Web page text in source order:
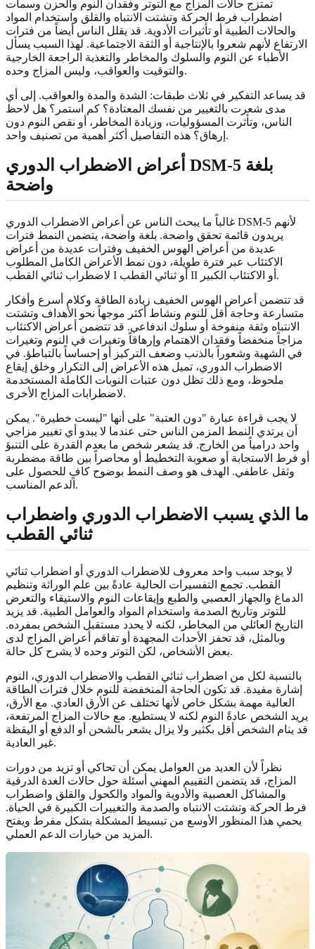
تمتزج حالات المزاج مع التوتر وفقدان النوم والحزن وسمات
اضطراب فرط الحركة وتشتت الانتباه والقلق واستخدام المواد
والحالات الطبية أو تأثيرات الأدوية. قد يقلل الناس أيضاً من فترات
الارتفاع لأنهم شعروا بالإنتاجية أو الثقة الاجتماعية. لهذا السبب يسأل
الأطباء عن النوم والسلوك والمخاطر والتغذية الراجعة الخارجية
والتوقيت والعواقب، وليس المزاج وحده.
قد يساعد التفكير في ثلاث طبقات: الشدة والمدة والعواقب. إلى أي
مدى شعرت بالتغيير من نفسك المعتادة؟ كم استمر؟ هل لاحظ
الناس، وتأثرت المسؤوليات، وزيادة المخاطر، أو نقص النوم دون
إرهاق؟ هذه التفاصيل أكثر أهمية من تصنيف واحد.
أعراض الاضطراب الدوري DSM-5 بلغة
واضحة
غالباً ما يبحث الناس عن أعراض الاضطراب الدوري DSM-5 لأنهم
يريدون قائمة تحقق واضحة. بلغة واضحة، يتضمن النمط فترات
عديدة من أعراض الهوس الخفيف وفترات عديدة من أعراض
الاكتئاب عبر فترة طويلة، دون نمط الأعراض الكامل المطلوب
لاضطراب ثنائي القطب I أو ثنائي القطب II أو الاكتئاب الكبير.
قد تتضمن أعراض الهوس الخفيف زيادة الطاقة وكلام أسرع وأفكار
متسارعة وحاجة أقل للنوم ونشاط أكثر موجهاً نحو الأهداف وتشتت
الانتباه وثقة منفوخة أو سلوك اندفاعي. قد تتضمن أعراض الاكتئاب
مزاجاً منخفضاً وفقدان الاهتمام وإرهاقاً وتغيرات في النوم وتغيرات
في الشهية وشعوراً بالذنب وضعف التركيز أو إحساساً بالتباطؤ. في
الاضطراب الدوري، تميل هذه الأعراض إلى التكرار وخلق إيقاع
ملحوظ، ومع ذلك تظل دون عتبات النوبات الكاملة المستخدمة
لاضطرابات المزاج الأخرى.
لا يجب قراءة عبارة "دون العتبة" على أنها "ليست خطيرة". يمكن
أن يرتدي النمط المزمن الناس حتى عندما لا يبدو أي تغيير مزاجي
واحد درامياً من الخارج. قد يشعر شخص ما بعدم القدرة على التنبؤ
أو فرط الاستجابة أو صعوبة التخطيط أو محاصراً بين طاقة مضطربة
وثقل عاطفي. الهدف هو وصف النمط بوضوح كافٍ للحصول على
الدعم المناسب.
ما الذي يسبب الاضطراب الدوري واضطراب
ثنائي القطب
لا يوجد سبب واحد معروف للاضطراب الدوري أو اضطراب ثنائي
القطب. تجمع التفسيرات الحالية عادةً بين علم الوراثة وتنظيم
الدماغ والجهاز العصبي والطبع وإيقاعات النوم والاستيقاء والتعرض
للتوتر وتاريخ الصدمة واستخدام المواد والعوامل الطبية. قد يزيد
التاريخ العائلي من المخاطر، لكنه لا يحدد مستقبل الشخص بمفرده.
وبالمثل، قد تحفز الأحداث المجهدة أو تفاقم أعراض المزاج لدى
بعض الأشخاص، لكن التوتر وحده لا يشرح كل حالة.
بالنسبة لكل من اضطراب ثنائي القطب والاضطراب الدوري، النوم
إشارة مفيدة. قد تكون الحاجة المنخفضة للنوم خلال فترات الطاقة
العالية مهمة بشكل خاص لأنها تختلف عن الأرق العادي. مع الأرق،
يريد الشخص عادةً النوم لكنه لا يستطيع. مع حالات المزاج المرتفعة،
قد ينام الشخص أقل بكثير ولا يزال يشعر بالشحن أو الدفع أو اليقظة
غير العادية.
نظراً لأن العديد من العوامل يمكن أن تحاكي أو تزيد من دورات
المزاج، قد يتضمن التقييم المهني أسئلة حول حالات الغدة الدرقية
والمشاكل العصبية والأدوية والمواد والكحول والقلق واضطراب
فرط الحركة وتشتت الانتباه والصدمة والتغييرات الكبيرة في الحياة.
يحمي هذا المنظور الأوسع من تبسيط المشكلة بشكل مفرط ويفتح
المزيد من خيارات الدعم العملي.